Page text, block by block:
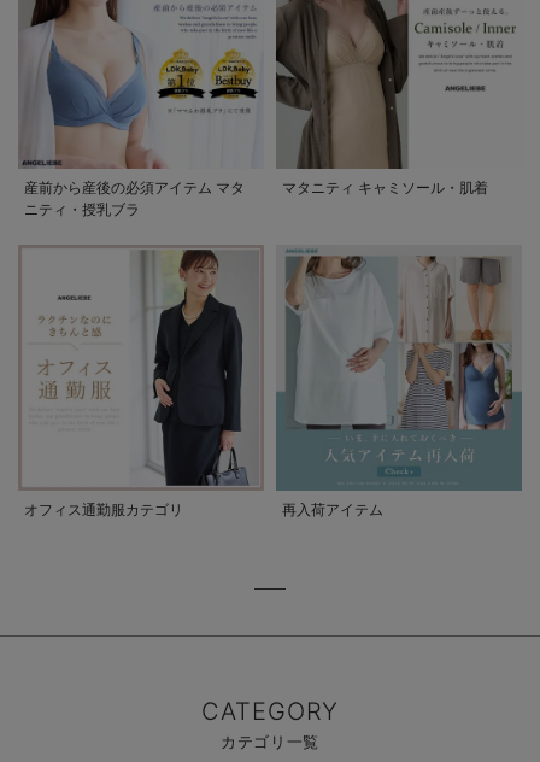
産前から産後の必須アイテム マタ
ニティ・授乳ブラ
マタニティ キャミソール・肌着
オフィス通勤服カテゴリ 再入荷アイテム
CATEGORY
カテゴリ一覧